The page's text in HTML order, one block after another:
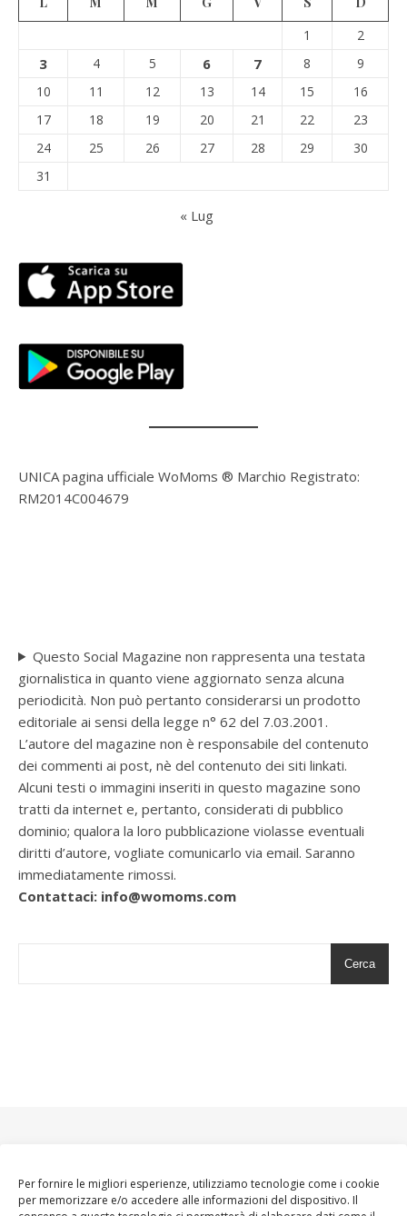
Per fornire le migliori esperienze, utilizziamo tecnologie come i cookie
per memorizzare e/o accedere alle informazioni del dispositivo. Il
1
2
3 4 5 6 7 8
9
10
11 12 13 14 15
16
17
18 19 20 21 22
23
24
25 26 27 28 29
30
31
« Lug
UNICA pagina ufficiale WoMoms ® Marchio Registrato:
RM2014C004679
Questo Social Magazine non rappresenta una testata
giornalistica in quanto viene aggiornato senza alcuna
periodicità. Non può pertanto considerarsi un prodotto
editoriale ai sensi della legge n° 62 del 7.03.2001.
L’autore del magazine non è responsabile del contenuto
dei commenti ai post, nè del contenuto dei siti linkati.
Alcuni testi o immagini inseriti in questo magazine sono
tratti da internet e, pertanto, considerati di pubblico
dominio; qualora la loro pubblicazione violasse eventuali
diritti d’autore, vogliate comunicarlo via email. Saranno
immediatamente rimossi.
Contattaci: info@womoms.com
Cerca